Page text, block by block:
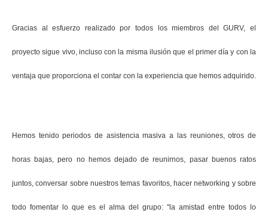
Gracias al esfuerzo realizado por todos los miembros del GURV, el
proyecto sigue vivo, incluso con la misma ilusión que el primer día y con la
ventaja que proporciona el contar con la experiencia que hemos adquirido.
Hemos tenido periodos de asistencia masiva a las reuniones, otros de
horas bajas, pero no hemos dejado de reunirnos, pasar buenos ratos
juntos, conversar sobre nuestros temas favoritos, hacer networking y sobre
todo fomentar lo que es el alma del grupo: "la amistad entre todos lo